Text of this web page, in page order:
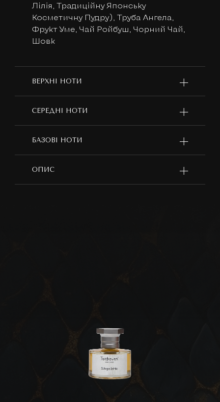
Лілія, Традиційну Японську
Косметичну Пудру), Труба Ангела,
Фрукт Уме, Чай Ройбуш, Чорний Чай,
Шовк
ВЕРХНІ НОТИ
СЕРЕДНІ НОТИ
БАЗОВІ НОТИ
ОПИС